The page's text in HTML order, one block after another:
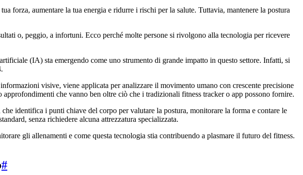
forza, aumentare la tua energia e ridurre i rischi per la salute. Tuttavia, mantenere la postura
o, peggio, a infortuni. Ecco perché molte persone si rivolgono alla tecnologia per ricevere
(IA) sta emergendo come uno strumento di grande impatto in questo settore. Infatti, si
visive, viene applicata per analizzare il movimento umano con crescente precisione
che vanno ben oltre ciò che i tradizionali fitness tracker o app possono fornire.
identifica i punti chiave del corpo per valutare la postura, monitorare la forma e contare le
senza richiedere alcuna attrezzatura specializzata.
gli allenamenti e come questa tecnologia stia contribuendo a plasmare il futuro del fitness.
#